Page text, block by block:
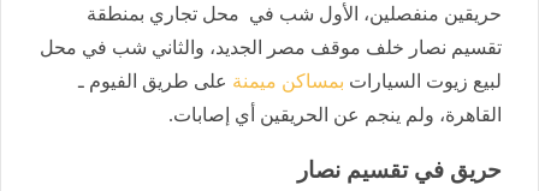
حريقين منفصلين، الأول شب في محل تجاري بمنطقة
تقسيم نصار خلف موقف مصر الجديد، والثاني شب في محل
لبيع زيوت السيارات بمساكن ميمنة على طريق الفيوم ـ
القاهرة، ولم ينجم عن الحريقين أي إصابات.
حريق في تقسيم نصار